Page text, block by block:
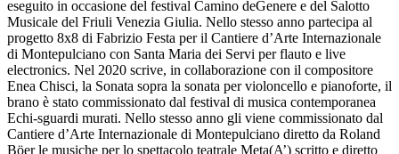
eseguito in occasione del festival Camino deGenere e del Salotto
Musicale del Friuli Venezia Giulia. Nello stesso anno partecipa al
progetto 8x8 di Fabrizio Festa per il Cantiere d’Arte Internazionale
di Montepulciano con Santa Maria dei Servi per flauto e live
electronics. Nel 2020 scrive, in collaborazione con il compositore
Enea Chisci, la Sonata sopra la sonata per violoncello e pianoforte, il
brano è stato commissionato dal festival di musica contemporanea
Echi-sguardi murati. Nello stesso anno gli viene commissionato dal
Cantiere d’Arte Internazionale di Montepulciano diretto da Roland
Böer le musiche per lo spettacolo teatrale Meta(A’) scritto e diretto